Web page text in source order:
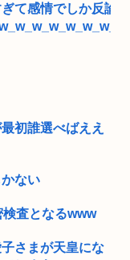
て感情でしか反論
初誰選べばええ
ない
検査となるwww
さまが天皇にな